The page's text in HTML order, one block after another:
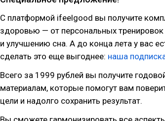
С платформой ifeelgood вы получите
здоровью — от персональных
и улучшению сна. А до конца лета у вас
сделать это еще выгоднее: наша
Всего за 1999 рублей вы получите
материалам, которые помогут вам
цели и надолго сохранить результат.